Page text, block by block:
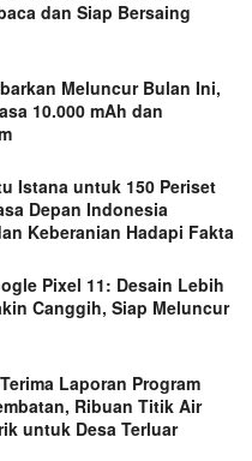
dan Siap Bersaing
Meluncur Bulan Ini,
10.000 mAh dan
Istana untuk 150 Periset
Depan Indonesia
Keberanian Hadapi Fakta
Pixel 11: Desain Lebih
Canggih, Siap Meluncur
Laporan Program
Ribuan Titik Air
untuk Desa Terluar